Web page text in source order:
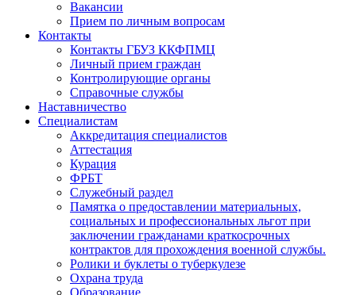
Вакансии
Прием по личным вопросам
Контакты
Контакты ГБУЗ ККФПМЦ
Личный прием граждан
Контролирующие органы
Справочные службы
Наставничество
Специалистам
Аккредитация специалистов
Аттестация
Курация
ФРБТ
Служебный раздел
Памятка о предоставлении материальных,
социальных и профессиональных льгот при
заключении гражданами краткосрочных
контрактов для прохождения военной службы.
Ролики и буклеты о туберкулезе
Охрана труда
Образование